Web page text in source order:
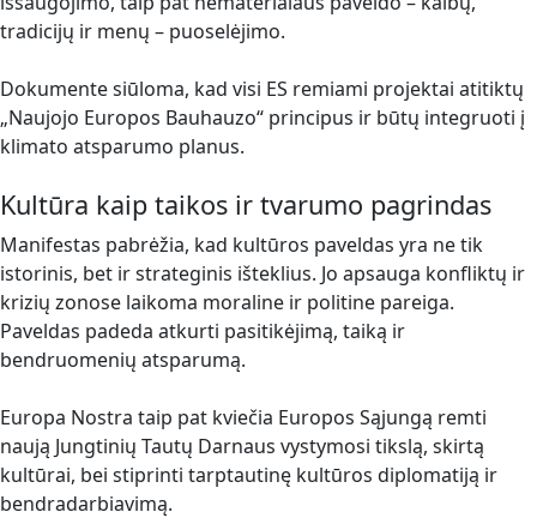
tradicijų ir menų – puoselėjimo.
Dokumente siūloma, kad visi ES remiami projektai atitiktų
„Naujojo Europos Bauhauzo“ principus ir būtų integruoti į
klimato atsparumo planus.
Kultūra kaip taikos ir tvarumo pagrindas
Manifestas pabrėžia, kad kultūros paveldas yra ne tik
istorinis, bet ir strateginis išteklius. Jo apsauga konfliktų ir
krizių zonose laikoma moraline ir politine pareiga.
Paveldas padeda atkurti pasitikėjimą, taiką ir
bendruomenių atsparumą.
Europa Nostra taip pat kviečia Europos Sąjungą remti
naują Jungtinių Tautų Darnaus vystymosi tikslą, skirtą
kultūrai, bei stiprinti tarptautinę kultūros diplomatiją ir
bendradarbiavimą.